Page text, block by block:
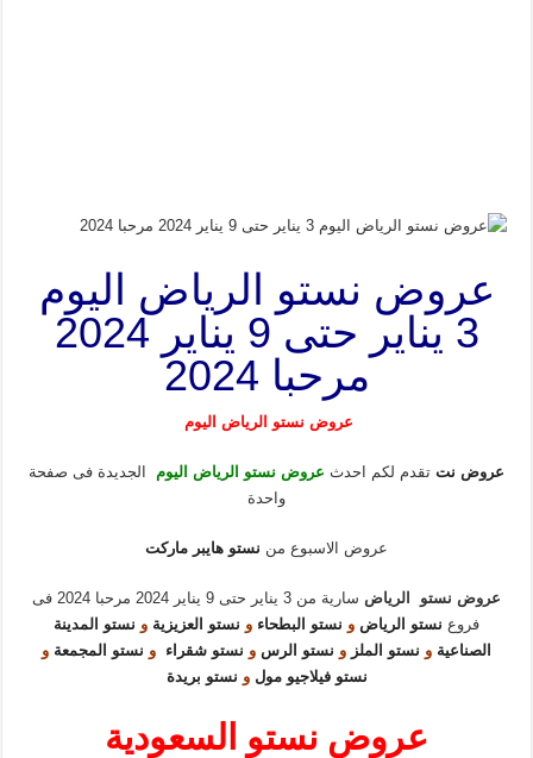
عروض نستو الرياض اليوم
3 يناير حتى 9 يناير 2024
مرحبا 2024
عروض نستو الرياض اليوم
عروض نتتقدم لكم احدث عروض نستو الرياض اليوم
الجديدة فى صفحة
واحدة
عروض الاسبوع من نستو هايبر ماركت
عروض نستو الرياض
سارية من 3 يناير حتى 9 يناير 2024 مرحبا 2024 فى
فروع نستو الرياضو نستو البطحاءو نستو العزيزيةو نستو المدينة
الصناعيةو نستو الملز و نستو الرسو نستو شقراءو نستو المجمعةو
نستو فيلاجيو مولو نستو بريدة
عروض نستو السعودية